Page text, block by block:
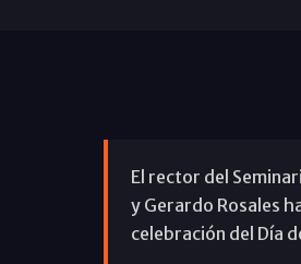
El rector del
y Gerardo Rosales
celebración del Día